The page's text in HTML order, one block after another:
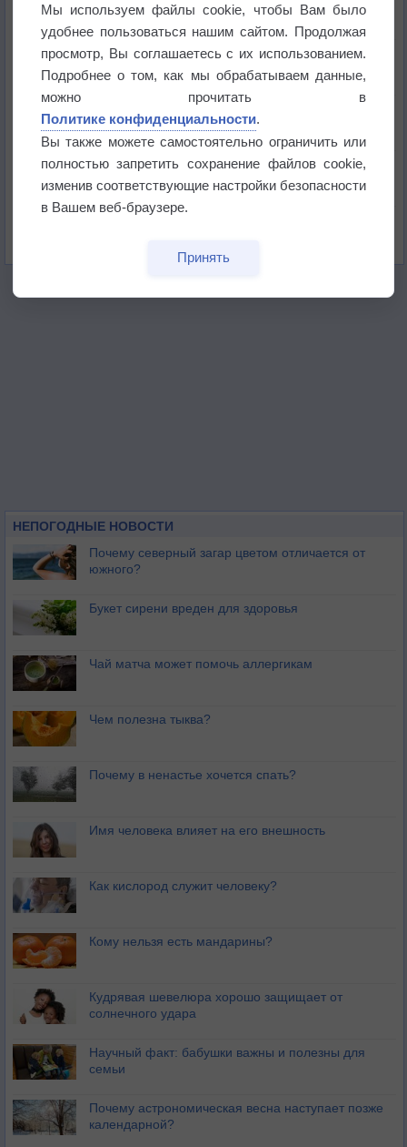
Приложение построит маршрут через тень
Атмосфера начала замерзать
В Приморье обнаружены морские волны тепла
Изменение климата повлияло на ареал обитания
НЕПОГОДНЫЕ НОВОСТИ
Почему северный загар цветом отличается от
южного?
Букет сирени вреден для здоровья
Чай матча может помочь аллергикам
Чем полезна тыква?
Почему в ненастье хочется спать?
Имя человека влияет на его внешность
Как кислород служит человеку?
Кому нельзя есть мандарины?
Кудрявая шевелюра хорошо защищает от
солнечного удара
Научный факт: бабушки важны и полезны для
семьи
Почему астрономическая весна наступает позже
календарной?
Мы используем файлы cookie, чтобы Вам было
удобнее пользоваться нашим сайтом. Продолжая
просмотр, Вы соглашаетесь с их использованием.
Подробнее о том, как мы обрабатываем данные,
можно прочитать в
Политике конфиденциальности.
Вы также можете самостоятельно ограничить или
полностью запретить сохранение файлов cookie,
изменив соответствующие настройки безопасности
в Вашем веб-браузере.
Принять